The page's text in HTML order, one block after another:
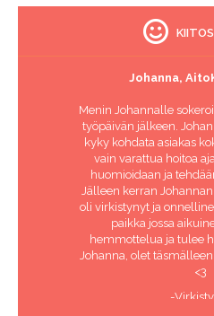
Johanna,
Menin Johannalle
työpäivän jälkeen.
kyky kohdata asiakas
vain varattua hoitoa
huomioidaan ja
Jälleen kerran
oli virkistynyt ja
paikka jossa
hemmottelua ja tulee
Johanna, olet
<3
-